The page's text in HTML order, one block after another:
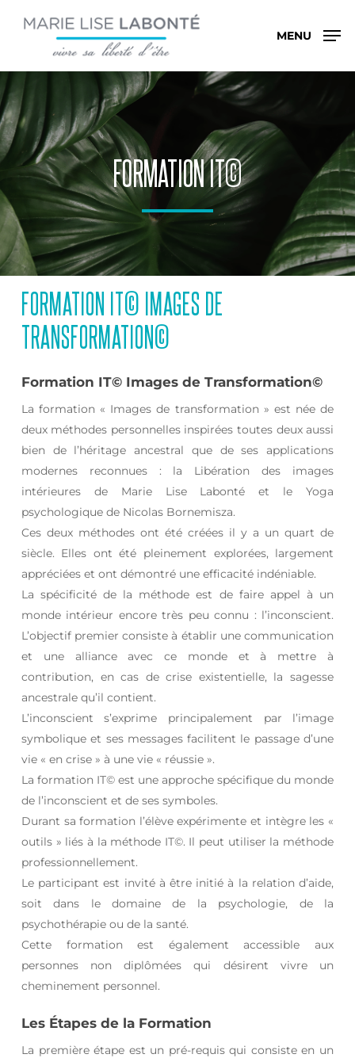
content
MENU
FORMATION IT©
FORMATION IT© IMAGES DE
TRANSFORMATION©
Formation IT© Images de Transformation©
La formation « Images de transformation » est née de
deux méthodes personnelles inspirées toutes deux aussi
bien de l’héritage ancestral que de ses applications
modernes reconnues : la Libération des images
intérieures de Marie Lise Labonté et le Yoga
psychologique de Nicolas Bornemisza.
Ces deux méthodes ont été créées il y a un quart de
siècle. Elles ont été pleinement explorées, largement
appréciées et ont démontré une efficacité indéniable.
La spécificité de la méthode est de faire appel à un
monde intérieur encore très peu connu : l’inconscient.
L’objectif premier consiste à établir une communication
et une alliance avec ce monde et à mettre à
contribution, en cas de crise existentielle, la sagesse
ancestrale qu’il contient.
L’inconscient s’exprime principalement par l’image
symbolique et ses messages facilitent le passage d’une
vie « en crise » à une vie « réussie ».
La formation IT© est une approche spécifique du monde
de l’inconscient et de ses symboles.
Durant sa formation l’élève expérimente et intègre les «
outils » liés à la méthode IT©. Il peut utiliser la méthode
professionnellement.
Le participant est invité à être initié à la relation d’aide,
soit dans le domaine de la psychologie, de la
psychothérapie ou de la santé.
Cette formation est également accessible aux
personnes non diplômées qui désirent vivre un
cheminement personnel.
Les Étapes de la Formation
La première étape est un pré-requis qui consiste en un